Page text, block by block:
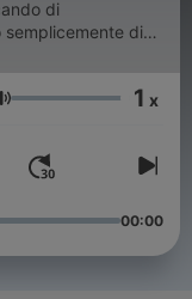
di
di
accompagneranno
tuo equilibrio
Hangerő 1 x
00:00